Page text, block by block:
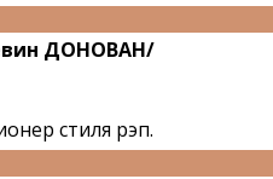
ДОНОВАН/
стиля рэп.